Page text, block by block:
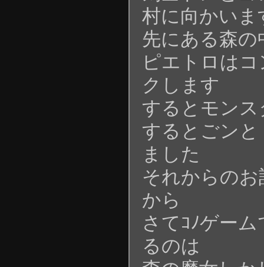
村に向かいま
先にある森
ピエトロは
クします
するとモン
するとごン
ました
それからの
から
さてｺﾉゲー
るのは